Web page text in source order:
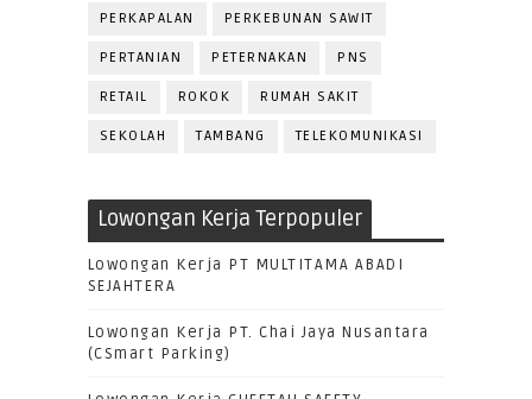
PERKAPALAN PERKEBUNAN SAWIT
PERTANIAN PETERNAKAN PNS
RETAIL ROKOK RUMAH SAKIT
SEKOLAH TAMBANG TELEKOMUNIKASI
Lowongan Kerja Terpopuler
Lowongan Kerja PT MULTITAMA ABADI
SEJAHTERA
Lowongan Kerja PT. Chai Jaya Nusantara
(CSmart Parking)